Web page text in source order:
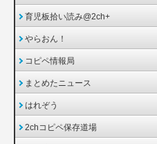
育児板拾い読み@2ch+
やらおん！
コピペ情報局
まとめたニュース
はれぞう
2chコピペ保存道場